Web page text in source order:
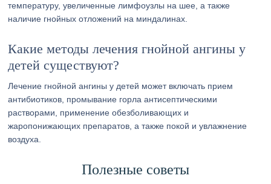
температуру, увеличенные лимфоузлы на шее, а также
наличие гнойных отложений на миндалинах.
Какие методы лечения гнойной ангины у
детей существуют?
Лечение гнойной ангины у детей может включать прием
антибиотиков, промывание горла антисептическими
растворами, применение обезболивающих и
жаропонижающих препаратов, а также покой и увлажнение
воздуха.
Полезные советы